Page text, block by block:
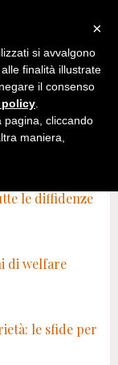
le diffidenze
di welfare
le sfide per
×
si avvalgono
finalità illustrate
il consenso
.
pagina, cliccando
maniera,